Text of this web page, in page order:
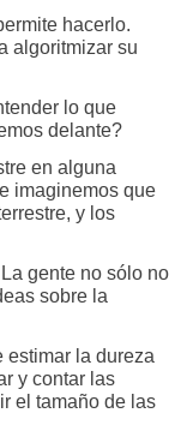
hacerlo.
algoritmizar su
lo que
delante?
en alguna
imaginemos que
y los
gente no sólo no
sobre la
estimar la dureza
y contar las
el tamaño de las